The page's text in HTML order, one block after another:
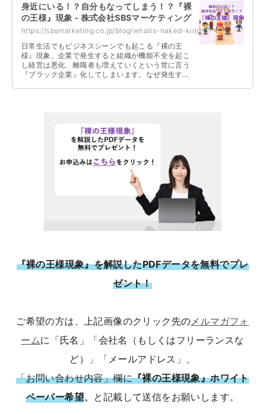
身近にいる！？自分もなってしまう！？『裸
の王様』現象 - 株式会社SBSマーケティング
https://sbsmarketing.co.jp/blog/whatis-naked-king-2023-02/
日常生活でもビジネスシーンでも起こる『裸の王
様』現象。企業で発生すると組織が機能不全を起こ
し経営は悪化、離職者も増えていくという世に言う
『ブラック企業』化してしまいます。なぜ発生する
『裸の王様現象』を解説したPDFデータを無料でプレ
ゼント！
ご希望の方は、上記画像のクリック先の メルマガフォ
ームに「氏名」「会社名（もしくはフリーランスな
ど）」「メールアドレス」、
「お問い合わせ内容」欄に『裸の王様現象』ホワイト
ペーパー希望、 と記載して送信をお願いします。